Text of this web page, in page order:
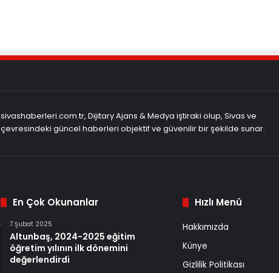
sivashaberleri.com.tr, Dijitary Ajans & Medya iştiraki olup, Sivas ve
çevresindeki güncel haberleri objektif ve güvenilir bir şekilde sunar.
En Çok Okunanlar
7 Şubat 2025
Altunbaş, 2024-2025 eğitim
öğretim yılının ilk dönemini
değerlendirdi
Hızlı Menü
Hakkımızda
Künye
Gizlilik Politikası